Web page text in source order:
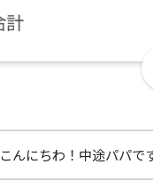
こんにちわ！中途パパで